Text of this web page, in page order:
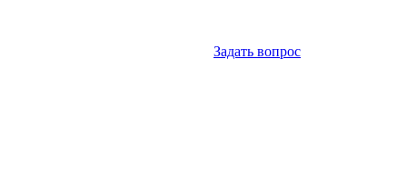
Задать вопрос